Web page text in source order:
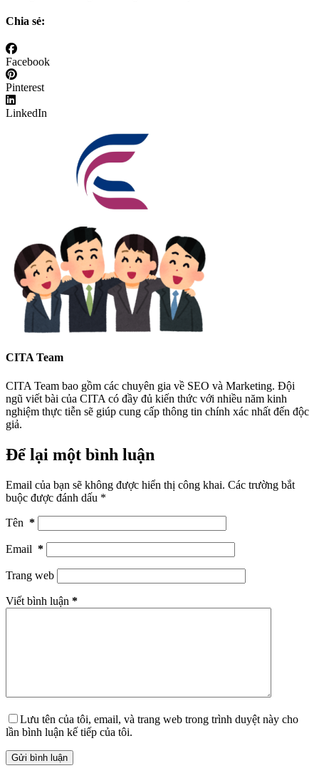
Chia sẻ:
Facebook
Pinterest
LinkedIn
CITA Team
CITA Team bao gồm các chuyên gia về SEO và Marketing. Đội
ngũ viết bài của CITA có đầy đủ kiến thức với nhiều năm kinh
nghiệm thực tiễn sẽ giúp cung cấp thông tin chính xác nhất đến độc
giả.
Để lại một bình luận
Email của bạn sẽ không được hiển thị công khai. Các trường bắt
buộc được đánh dấu *
Tên *
Email *
Trang web
Viết bình luận *
Lưu tên của tôi, email, và trang web trong trình duyệt này cho
lần bình luận kế tiếp của tôi.
Gửi bình luận